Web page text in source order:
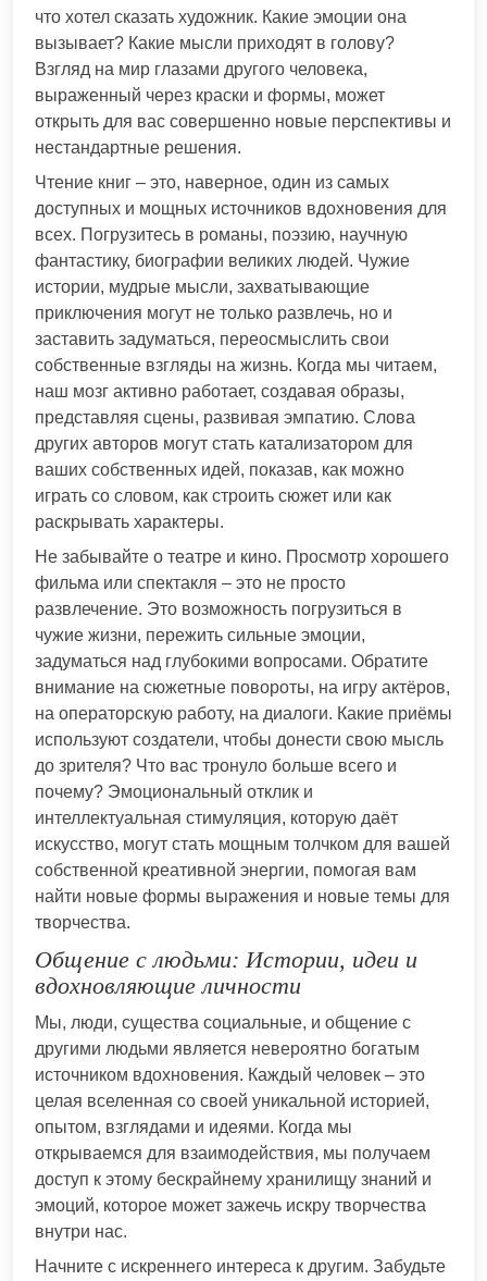
что хотел сказать художник. Какие эмоции она
вызывает? Какие мысли приходят в голову?
Взгляд на мир глазами другого человека,
выраженный через краски и формы, может
открыть для вас совершенно новые перспективы и
нестандартные решения.
Чтение книг – это, наверное, один из самых
доступных и мощных источников вдохновения для
всех. Погрузитесь в романы, поэзию, научную
фантастику, биографии великих людей. Чужие
истории, мудрые мысли, захватывающие
приключения могут не только развлечь, но и
заставить задуматься, переосмыслить свои
собственные взгляды на жизнь. Когда мы читаем,
наш мозг активно работает, создавая образы,
представляя сцены, развивая эмпатию. Слова
других авторов могут стать катализатором для
ваших собственных идей, показав, как можно
играть со словом, как строить сюжет или как
раскрывать характеры.
Не забывайте о театре и кино. Просмотр хорошего
фильма или спектакля – это не просто
развлечение. Это возможность погрузиться в
чужие жизни, пережить сильные эмоции,
задуматься над глубокими вопросами. Обратите
внимание на сюжетные повороты, на игру актёров,
на операторскую работу, на диалоги. Какие приёмы
используют создатели, чтобы донести свою мысль
до зрителя? Что вас тронуло больше всего и
почему? Эмоциональный отклик и
интеллектуальная стимуляция, которую даёт
искусство, могут стать мощным толчком для вашей
собственной креативной энергии, помогая вам
найти новые формы выражения и новые темы для
творчества.
Общение с людьми: Истории, идеи и
вдохновляющие личности
Мы, люди, существа социальные, и общение с
другими людьми является невероятно богатым
источником вдохновения. Каждый человек – это
целая вселенная со своей уникальной историей,
опытом, взглядами и идеями. Когда мы
открываемся для взаимодействия, мы получаем
доступ к этому бескрайнему хранилищу знаний и
эмоций, которое может зажечь искру творчества
внутри нас.
Начните с искреннего интереса к другим. Забудьте